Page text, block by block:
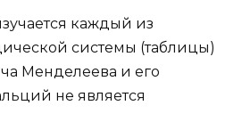
каждый из
системы (таблицы)
Менделеева и его
не является